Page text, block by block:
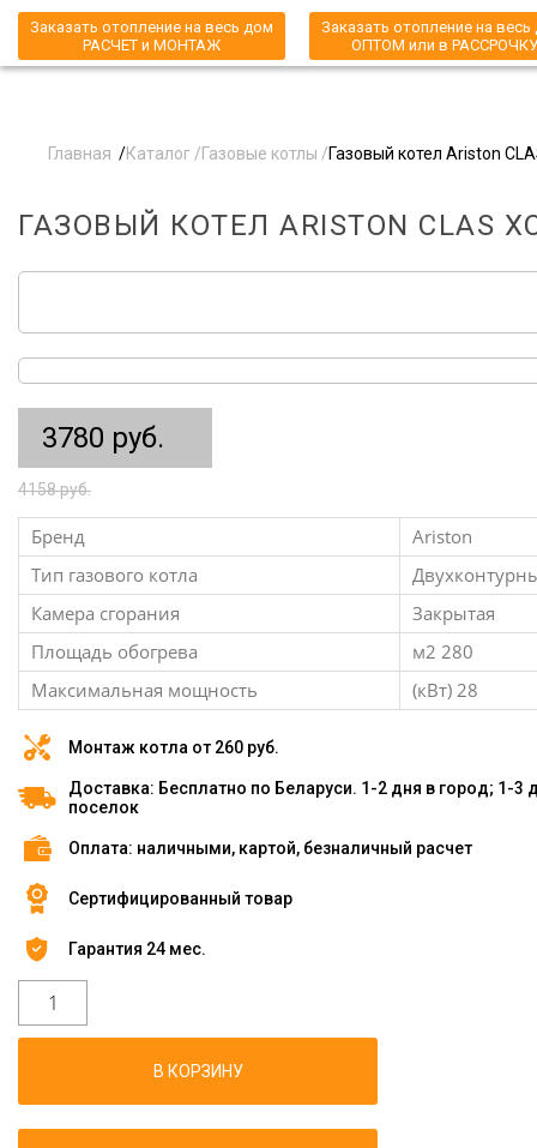
Заказать отопление на весь дом
РАСЧЕТ и МОНТАЖ
Заказать отопление на
ОПТОМ или в РАССРОЧКУ
Главная /Каталог /Газовые котлы /Газовый котел Ariston
ГАЗОВЫЙ КОТЕЛ ARISTON CLAS
3780 руб.
4158 руб.
Бренд
Ariston
Тип газового котла
Камера сгорания
Закрытая
Площадь обогрева
м2 280
Максимальная мощность
(кВт) 28
Монтаж котла от 260 руб.
Доставка: Бесплатно по Беларуси. 1-2 дня в город; 1-3
поселок
Оплата: наличными, картой, безналичный расчет
Сертифицированный товар
Гарантия 24 мес.
В КОРЗИНУ